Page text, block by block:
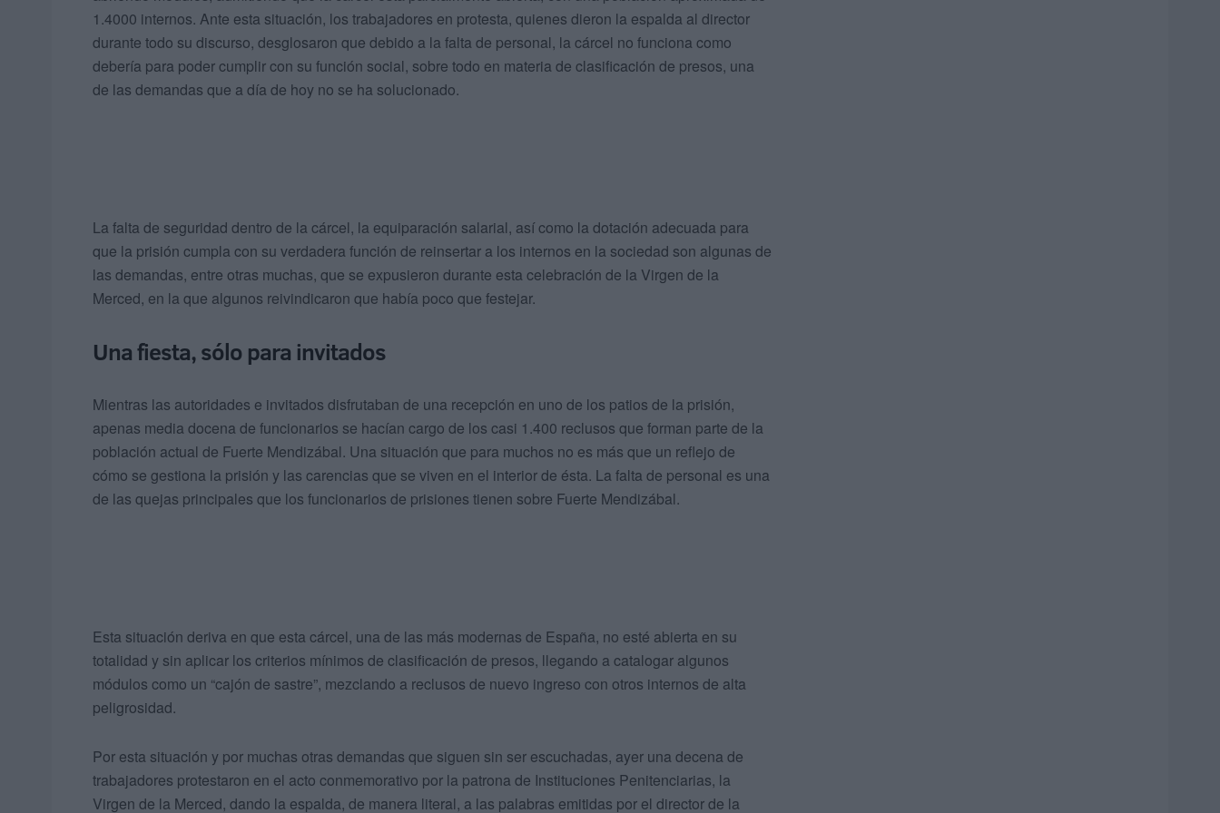
1.4000 internos. Ante esta situación, los trabajadores en protesta, quienes dieron la espalda al director
durante todo su discurso, desglosaron que debido a la falta de personal, la cárcel no funciona como
debería para poder cumplir con su función social, sobre todo en materia de clasificación de presos, una
de las demandas que a día de hoy no se ha solucionado.
La falta de seguridad dentro de la cárcel, la equiparación salarial, así como la dotación adecuada para
que la prisión cumpla con su verdadera función de reinsertar a los internos en la sociedad son algunas de
las demandas, entre otras muchas, que se expusieron durante esta celebración de la Virgen de la
Merced, en la que algunos reivindicaron que había poco que festejar.
Una fiesta, sólo para invitados
Mientras las autoridades e invitados disfrutaban de una recepción en uno de los patios de la prisión,
apenas media docena de funcionarios se hacían cargo de los casi 1.400 reclusos que forman parte de la
población actual de Fuerte Mendizábal. Una situación que para muchos no es más que un reflejo de
cómo se gestiona la prisión y las carencias que se viven en el interior de ésta. La falta de personal es una
de las quejas principales que los funcionarios de prisiones tienen sobre Fuerte Mendizábal.
Esta situación deriva en que esta cárcel, una de las más modernas de España, no esté abierta en su
totalidad y sin aplicar los criterios mínimos de clasificación de presos, llegando a catalogar algunos
módulos como un “cajón de sastre”, mezclando a reclusos de nuevo ingreso con otros internos de alta
peligrosidad.
Por esta situación y por muchas otras demandas que siguen sin ser escuchadas, ayer una decena de
trabajadores protestaron en el acto conmemorativo por la patrona de Instituciones Penitenciarias, la
Virgen de la Merced, dando la espalda, de manera literal, a las palabras emitidas por el director de la